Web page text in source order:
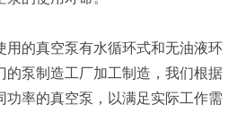
用的真空泵有水循环式和无油液环
的泵制造工厂加工制造，我们根据
功率的真空泵，以满足实际工作需